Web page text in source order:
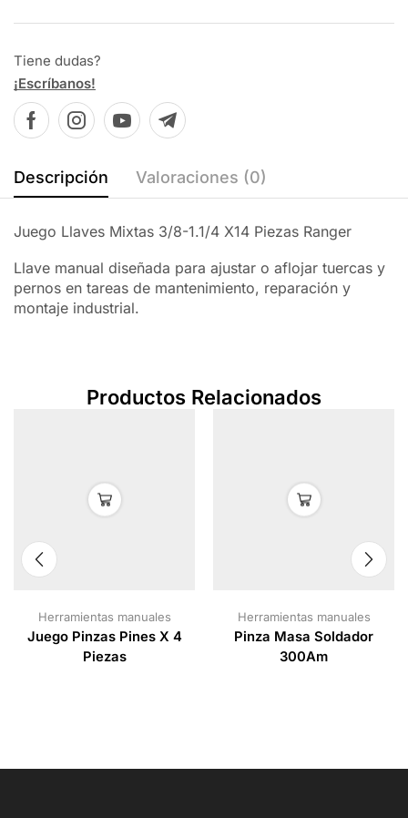
Tiene dudas?
¡Escríbanos!
Descripción Valoraciones (0)
Juego Llaves Mixtas 3/8-1.1/4 X14 Piezas Ranger
Llave manual diseñada para ajustar o aflojar tuercas y
pernos en tareas de mantenimiento, reparación y
montaje industrial.
Productos Relacionados
Herramientas manuales
Juego Pinzas Pines X 4
Piezas
Herramientas manuales
Pinza Masa Soldador
300Am